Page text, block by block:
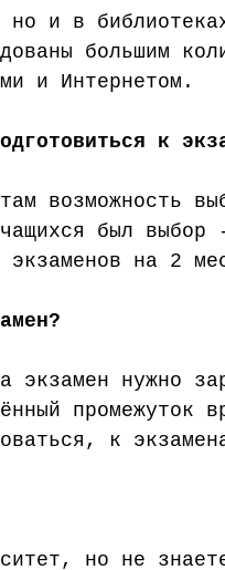
но и в
большим
и Интернетом.
к
возможность
был выбор
на 2
экзамен нужно
промежуток
к
но не